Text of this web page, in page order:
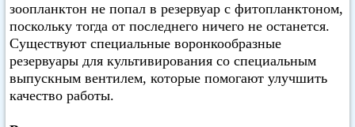
зоопланктон не попал в резервуар с фитопланктоном,
поскольку тогда от последнего ничего не останется.
Существуют специальные воронкообразные
резервуары для культивирования со специальным
выпускным вентилем, которые помогают улучшить
качество работы.